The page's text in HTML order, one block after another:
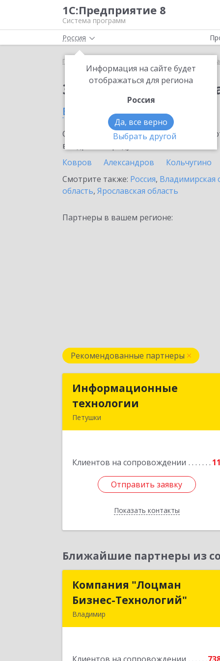
1С:Предприятие 8
Система программ
Россия
Информация на сайте будет
отображаться для региона
Россия
Да, все верно
Выбрать другой
Главная Премиальная
Заказать
в Петушках
Ознакомьтесь с информационными
внедрение продукта.
Ковров
Александров Кольчугино
Смотрите также: Россия, Владимирская
область, Ярославская область
Партнеры в вашем регионе:
Рекомендованные партнеры
Информационные
технологии
Петушки
Клиентов на сопровождении 11
Отправить заявку
Показать контакты
Информационные
Подробнее
Отправить заявку
Назад
Ближайшие партнеры из
Компания "Лоцман
Бизнес-Технологий"
Владимир
Компания "Лоцман
Бизнес-Технологий"